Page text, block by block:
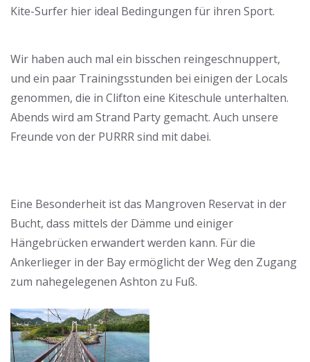
Kite-Surfer hier ideal Bedingungen für ihren Sport.
Wir haben auch mal ein bisschen reingeschnuppert,
und ein paar Trainingsstunden bei einigen der Locals
genommen, die in Clifton eine Kiteschule unterhalten.
Abends wird am Strand Party gemacht. Auch unsere
Freunde von der PURRR sind mit dabei.
Eine Besonderheit ist das Mangroven Reservat in der
Bucht, dass mittels der Dämme und einiger
Hängebrücken erwandert werden kann. Für die
Ankerlieger in der Bay ermöglicht der Weg den Zugang
zum nahegelegenen Ashton zu Fuß.